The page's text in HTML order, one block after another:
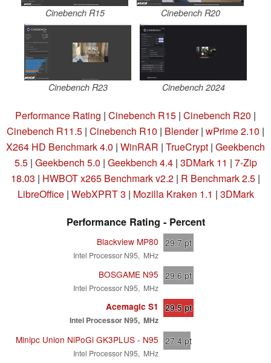
Cinebench R15 Cinebench R20
Cinebench R23 Cinebench 2024
Performance Rating | Cinebench R15 | Cinebench R20 |
Cinebench R11.5 | Cinebench R10 | Blender| wPrime 2.10 |
X264 HD Benchmark 4.0 | WinRAR | TrueCrypt | Geekbench
5.5| Geekbench 5.0 | Geekbench 4.4| 3DMark 11 | 7-Zip
18.03 | HWBOT x265 Benchmark v2.2 | R Benchmark 2.5 |
LibreOffice | WebXPRT 3 | Mozilla Kraken 1.1 | 3DMark
Performance Rating - Percent
Blackview MP80
Intel Processor N95, MHz
29.7 pt
BOSGAME N95
Intel Processor N95, MHz
29.6 pt
Acemagic S1
Intel Processor N95, MHz
29.5pt
Minipc Union NiPoGi GK3PLUS - N95
Intel Processor N95, MHz
27.4 pt